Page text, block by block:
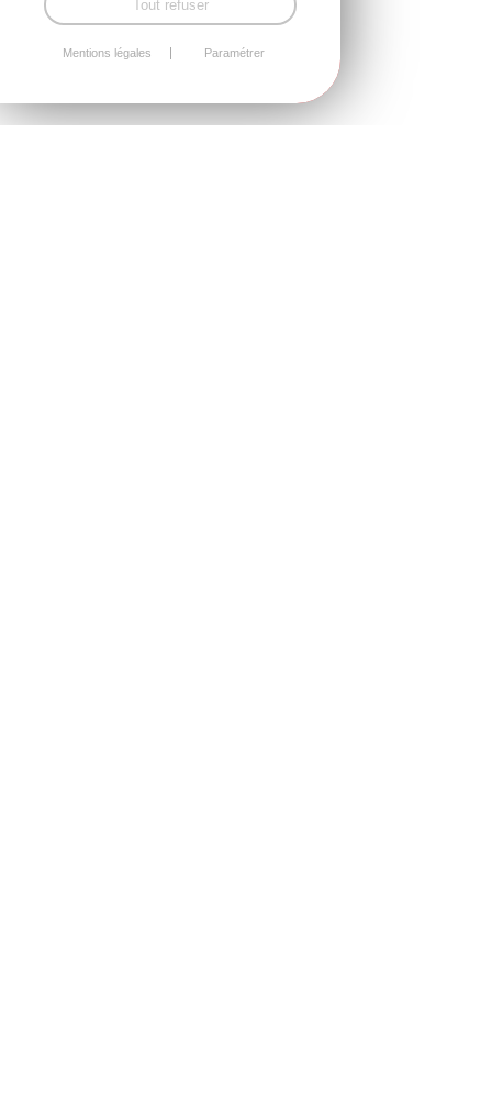
Tout refuser
Mentions légales Paramétrer